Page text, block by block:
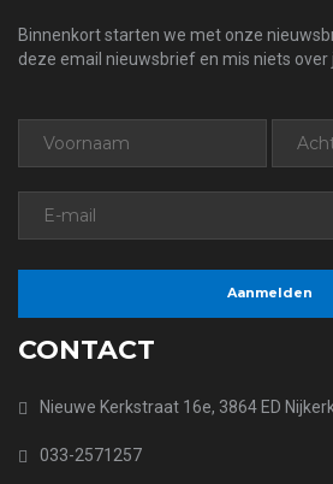
Binnenkort starten we met onze
deze email nieuwsbrief en mis niets over
CONTACT
Nieuwe Kerkstraat 16e, 3864 ED
033-2571257